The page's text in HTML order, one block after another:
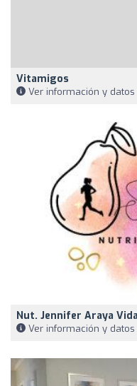
Vitamigos
Ver información y
Nut. Jennifer Araya
Ver información y